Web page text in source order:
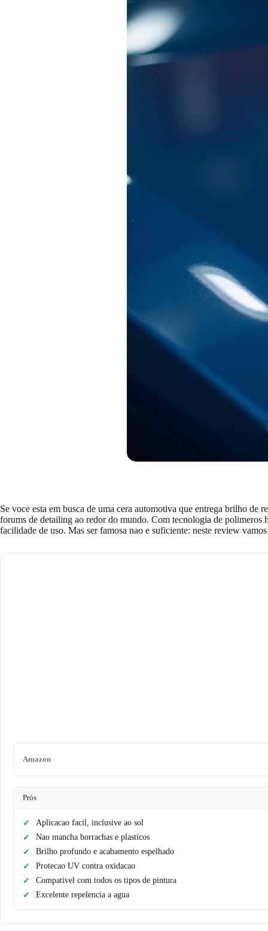
Se voce esta em busca de uma cera automotiva que entrega brilho
forums de detailing ao redor do mundo. Com tecnologia de polimeros
facilidade de uso. Mas ser famosa nao e suficiente: neste review
Amazon
Prós
Aplicacao facil, inclusive ao sol
Nao mancha borrachas e plasticos
Brilho profundo e acabamento espelhado
Protecao UV contra oxidacao
Compativel com todos os tipos de pintura
Excelente repelencia a agua